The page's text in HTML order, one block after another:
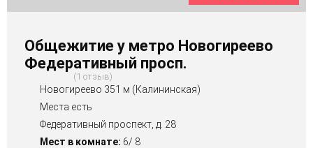
Общежитие у метро Новогиреево
Федеративный просп.
1 отзыв
Новогиреево 351 м (Калининская)
Места есть
Федеративный проспект, д. 28
Мест в комнате: 6/ 8